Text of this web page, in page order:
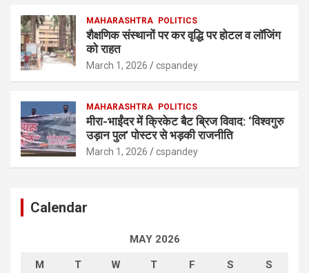
MAHARASHTRA POLITICS
शैक्षणिक संस्थानों पर कर वृद्धि पर होटल व लॉजिंग
को राहत
March 1, 2026 cspandey
MAHARASHTRA POLITICS
मीरा-भाईंदर में क्रिकेट बैट ब्रिज विवाद: ‘विश्वगुरु
उड़ान पुल’ पोस्टर से भड़की राजनीति
March 1, 2026 cspandey
Calendar
MAY 2026
M T W T F S S